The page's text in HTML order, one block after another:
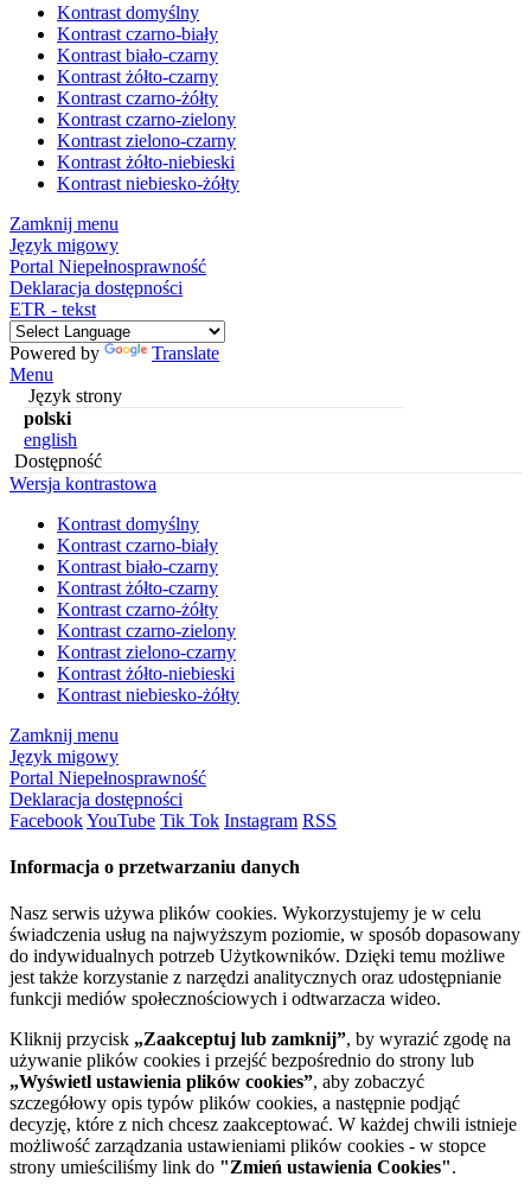
Kontrast domyślny
Kontrast czarno-biały
Kontrast biało-czarny
Kontrast żółto-czarny
Kontrast czarno-żółty
Kontrast czarno-zielony
Kontrast zielono-czarny
Kontrast żółto-niebieski
Kontrast niebiesko-żółty
Zamknij menu
Język migowy
Portal Niepełnosprawność
Deklaracja dostępności
ETR - tekst
Powered by
Translate
Menu
Język strony
polski
english
Dostępność
Wersja kontrastowa
Kontrast domyślny
Kontrast czarno-biały
Kontrast biało-czarny
Kontrast żółto-czarny
Kontrast czarno-żółty
Kontrast czarno-zielony
Kontrast zielono-czarny
Kontrast żółto-niebieski
Kontrast niebiesko-żółty
Zamknij menu
Język migowy
Portal Niepełnosprawność
Deklaracja dostępności
FacebookYouTube Tik Tok Instagram RSS
Informacja o przetwarzaniu danych
Nasz serwis używa plików cookies. Wykorzystujemy je w celu
świadczenia usług na najwyższym poziomie, w sposób dopasowany
do indywidualnych potrzeb Użytkowników. Dzięki temu możliwe
jest także korzystanie z narzędzi analitycznych oraz udostępnianie
funkcji mediów społecznościowych i odtwarzacza wideo.
Kliknij przycisk „Zaakceptuj lub zamknij”, by wyrazić zgodę na
używanie plików cookies i przejść bezpośrednio do strony lub
„Wyświetl ustawienia plików cookies”, aby zobaczyć
szczegółowy opis typów plików cookies, a następnie podjąć
decyzję, które z nich chcesz zaakceptować. W każdej chwili istnieje
możliwość zarządzania ustawieniami plików cookies - w stopce
strony umieściliśmy link do "Zmień ustawienia Cookies".